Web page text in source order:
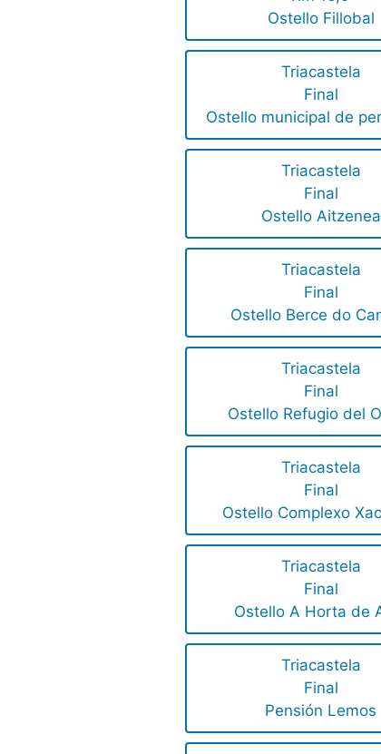
Ostello Fillobal
Triacastela
Final
Ostello municipal de
Triacastela
Final
Ostello Aitzenea
Triacastela
Final
Ostello Berce do
Triacastela
Final
Ostello Refugio del
Triacastela
Final
Ostello Complexo
Triacastela
Final
Ostello A Horta de
Triacastela
Final
Pensión Lemos